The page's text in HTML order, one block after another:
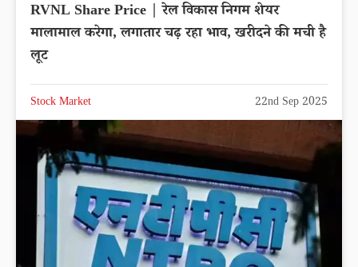
RVNL Share Price | रेल विकास निगम शेयर
मालामाल करेगा, लगातार चढ़ रहा भाव, खरीदने की मची है
लूट
Stock Market 22nd Sep 2025